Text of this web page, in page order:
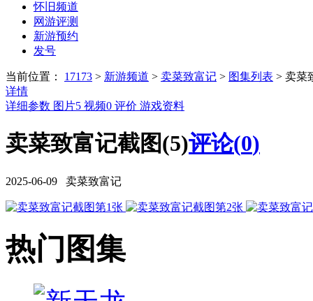
怀旧频道
网游评测
新游预约
发号
当前位置： 17173 > 新游频道 > 卖菜致富记 > 图集列表 > 卖菜
详情
详细参数 图片5 视频0 评价 游戏资料
卖菜致富记截图(5)评论(0)
2025-06-09 卖菜致富记
热门图集